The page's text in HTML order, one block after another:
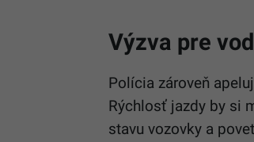
Výzva pre
Polícia zároveň
Rýchlosť jazdy by si
stavu vozovky a